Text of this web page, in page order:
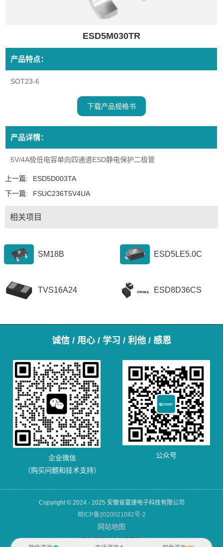
ESD5M030TR
产品特点：
SOT23-6
下载产品规格书
产品详情：
5V/4A极低电容单向四通道ESD静电保护二极管
上一篇:
ESD5D003TA
下一篇:
FSUC236T5V4UA
相关项目
SM18B ESD5LE5.0C
TVS16A24 ESD8D36CS
诚信 / 用心 / 学习 / 利他 / 感恩
企业微信
（购买问题和技术支持）
公众号
Copyright © 2024 - 2025 安徽省富捷电子科技有限公司
皖ICP备2020021082号-2
网站地图
犀牛云提供企业云服务